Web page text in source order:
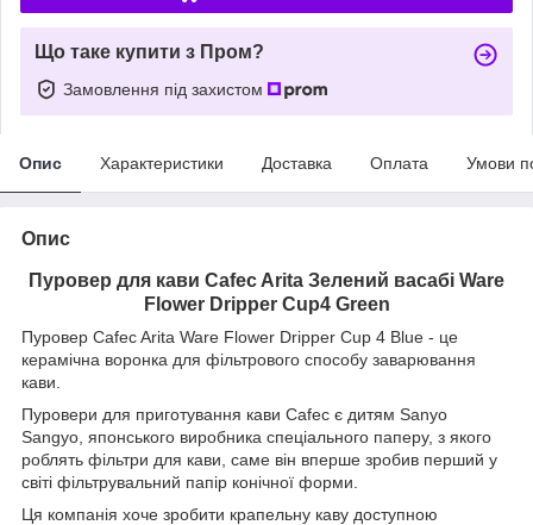
Що таке купити з Пром?
Замовлення під захистом
Опис Характеристики Доставка Оплата Умови
Опис
Пуровер для кави Cafec Arita Зелений васабі Ware
Flower Dripper Cup4 Green
Пуровер Cafec Arita Ware Flower Dripper Cup 4 Blue - це
керамічна воронка для фільтрового способу заварювання
кави.
Пуровери для приготування кави Cafec є дитям Sanyo
Sangyo, японського виробника спеціального паперу, з якого
роблять фільтри для кави, саме він вперше зробив перший у
світі фільтрувальний папір конічної форми.
Ця компанія хоче зробити крапельну каву доступною